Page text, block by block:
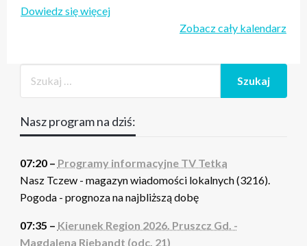
Dowiedz się więcej
Zobacz cały kalendarz
Nasz program na dziś:
07:20 – Programy informacyjne TV Tetka
Nasz Tczew - magazyn wiadomości lokalnych (3216).
Pogoda - prognoza na najbliższą dobę
07:35 – Kierunek Region 2026. Pruszcz Gd. -
Magdalena Riebandt (odc. 21)